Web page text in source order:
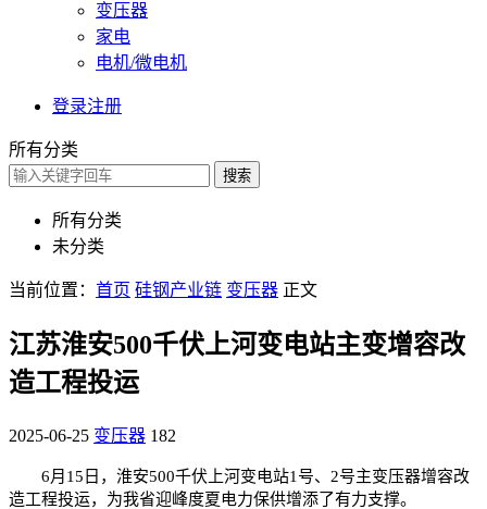
变压器
家电
电机/微电机
登录注册
所有分类
搜索
所有分类
未分类
当前位置： 首页 硅钢产业链 变压器 正文
江苏淮安500千伏上河变电站主变增容改
造工程投运
2025-06-25 变压器 182
6月15日，淮安500千伏上河变电站1号、2号主变压器增容改
造工程投运，为我省迎峰度夏电力保供增添了有力支撑。